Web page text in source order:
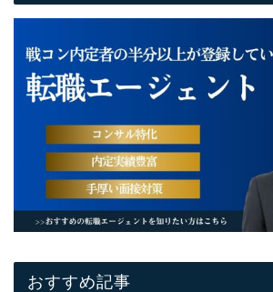
おすすめ記事